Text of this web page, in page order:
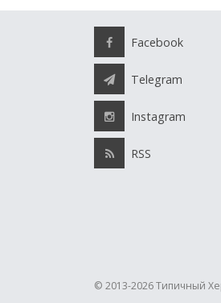
Facebook
Telegram
Instagram
RSS
© 2013-2026 Типичный